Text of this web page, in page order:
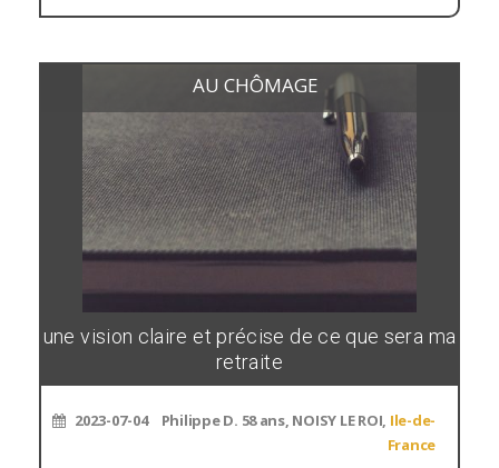
AU CHÔMAGE
une vision claire et précise de ce que sera ma
retraite
2023-07-04 Philippe D. 58 ans, NOISY LE ROI, Ile-de-
France